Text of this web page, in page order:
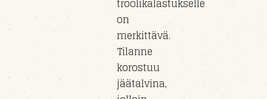
troolikalastukselle
on
merkittävä.
Tilanne
korostuu
jäätalvina,